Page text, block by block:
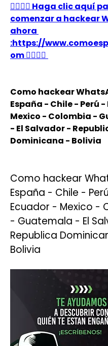
👉🏻👉🏻 Haga clic aquí
comenzar a hackear
ahora
:https://
om 👈🏻👈🏻
Como hackear
España - Chile - Perú
Mexico - Colombia -
- El Salvador -
Dominicana - Bolivia
Como hackear
España - Chile -
Ecuador - Mexico -
- Guatemala - El
Republica
Bolivia